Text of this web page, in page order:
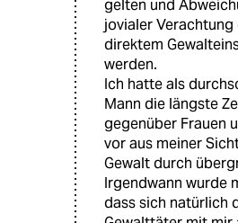
gelten und
jovialer
direktem
werden.
Ich hatte als
Mann die längste
gegenüber Frauen
vor aus meiner
Gewalt durch
Irgendwann wurde
dass sich natürlich